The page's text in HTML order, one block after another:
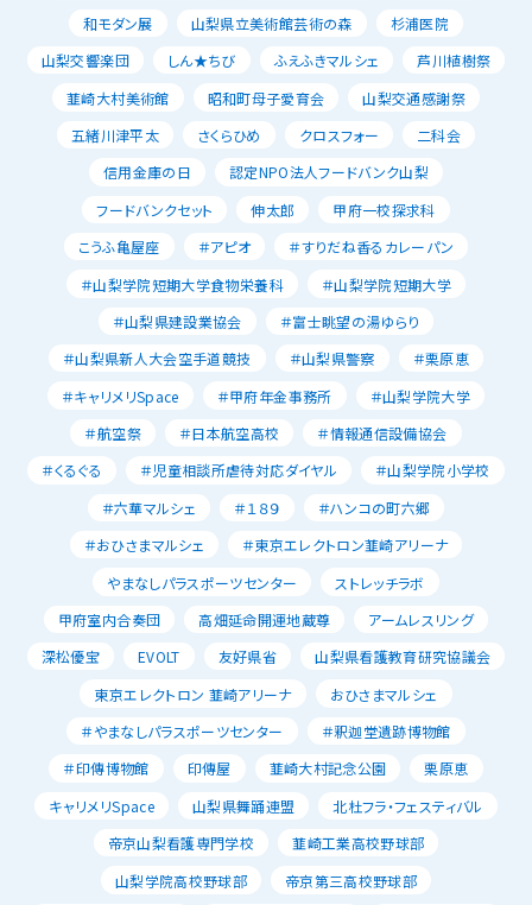
和モダン展
山梨県立美術館芸術の森
杉浦医院
山梨交響楽団
しん★ちび ふえふきマルシェ
芦川植樹祭
韮崎大村美術館
昭和町母子愛育会
山梨交通感謝祭
五緒川津平太
さくらひめ クロスフォー
二科会
信用金庫の日
認定NPO法人フードバンク山梨
フードバンクセット
伸太郎
甲府一校探求科
こうふ亀屋座
＃アピオ
＃すりだね香るカレーパン
＃山梨学院短期大学食物栄養科
＃山梨学院短期大学
＃山梨県建設業協会
＃富士眺望の湯ゆらり
＃山梨県新人大会空手道競技
＃山梨県警察
＃栗原恵
＃キャリメリSpace
＃甲府年金事務所
＃山梨学院大学
＃航空祭
＃日本航空高校
＃情報通信設備協会
＃くるぐる
＃児童相談所虐待対応ダイヤル
＃山梨学院小学校
＃六華マルシェ
＃１８９
＃ハンコの町六郷
＃おひさまマルシェ
＃東京エレクトロン韮崎アリーナ
やまなしパラスポーツセンター
ストレッチラボ
甲府室内合奏団
高畑延命開運地蔵尊
アームレスリング
深松優宝
EVOLT 友好県省
山梨県看護教育研究協議会
東京エレクトロン 韮崎アリーナ
おひさまマルシェ
＃やまなしパラスポーツセンター
＃釈迦堂遺跡博物館
＃印傳博物館
印傳屋 韮崎大村記念公園
栗原恵
キャリメリSpace
山梨県舞踊連盟
北杜フラ・フェスティバル
帝京山梨看護専門学校
韮崎工業高校野球部
山梨学院高校野球部
帝京第三高校野球部